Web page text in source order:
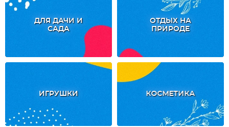
ДЛЯ ДАЧИ И
САДА
ОТДЫХ НА
ПРИРОДЕ
ИГРУШКИ КОСМЕТИКА